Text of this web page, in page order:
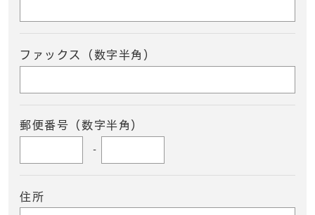
ファックス（数字半角）
郵便番号（数字半角）
-
住所